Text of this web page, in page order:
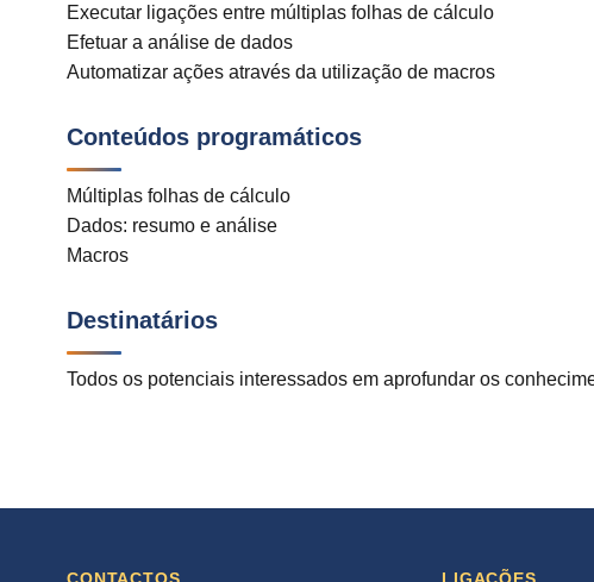
Executar ligações entre múltiplas folhas de cálculo
Efetuar a análise de dados
Automatizar ações através da utilização de macros
Conteúdos programáticos
Múltiplas folhas de cálculo
Dados: resumo e análise
Macros
Destinatários
Todos os potenciais interessados em aprofundar os
CONTACTOS LIGAÇÕES